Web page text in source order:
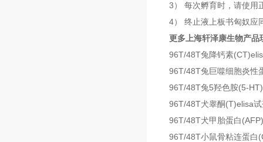
3） 每次孵育时，请使用
4） 终止液上板书匈奴应
更多上海轩泽康生物产品
96T/48T兔降钙素
96T/48T兔巨噬细胞炎性
96T/48T兔5羟色胺(5-
96T/48T犬睾酮(T)elisa
96T/48T犬甲胎蛋白
96T/48T小鼠骨粘连蛋白